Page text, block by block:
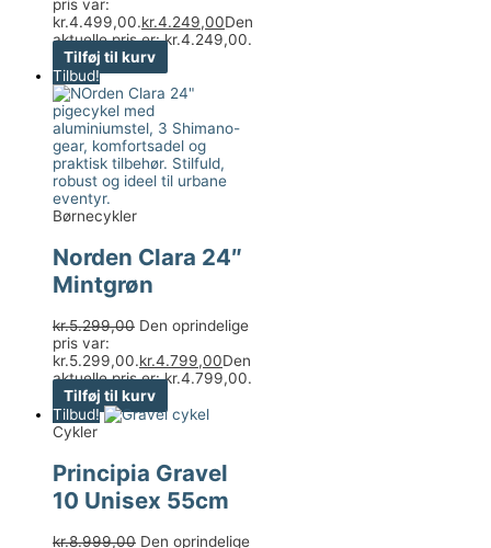
pris var:
kr.4.499,00.kr.4.249,00Den
aktuelle pris er: kr.4.249,00.
Tilføj til kurv
Tilbud!
Børnecykler
Norden Clara 24″
Mintgrøn
kr.5.299,00 Den oprindelige
pris var:
kr.5.299,00.kr.4.799,00Den
aktuelle pris er: kr.4.799,00.
Tilføj til kurv
Tilbud!
Cykler
Principia Gravel
10 Unisex 55cm
kr.8.999,00 Den oprindelige